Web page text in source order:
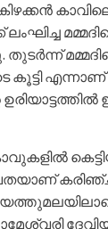
ലംഘിച്ച
തുടര്‍ന്ന്‍
കൂട്ടി